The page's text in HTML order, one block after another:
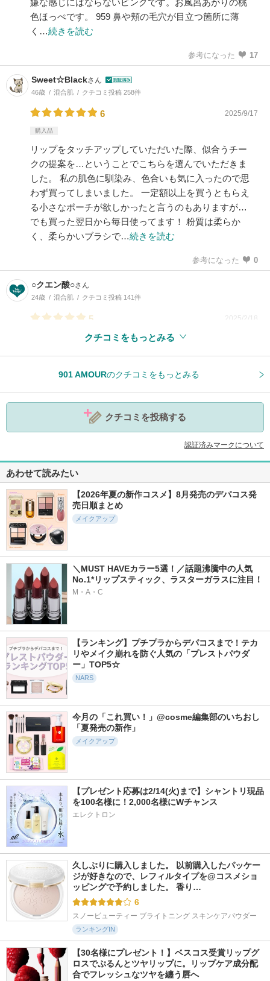
嫌な感じにはならないピンクです。お風呂あがりの桃
色ほっぺです。 959 鼻や頬の毛穴が目立つ箇所に薄
く…続きを読む
参考になった 17
Sweet☆Blackさん
46歳 混合肌 クチコミ投稿 258件
6 2025/9/17
購入品
リップをタッチアップしていただいた際、似合うチー
クの提案を…ということでこちらを選んでいただきま
した。 私の肌色に馴染み、色合いも気に入ったので思
わず買ってしまいました。 一定額以上を買うともらえ
る小さなポーチが欲しかったと言うのもありますが…
でも買った翌日から毎日使ってます！ 粉質は柔らか
く、柔らかいブラシで…続きを読む
参考になった 0
○クエン酸○さん
24歳 混合肌 クチコミ投稿 141件
5 2025/2/18
クチコミをもっとみる
901 AMOURのクチコミをもっとみる
クチコミを投稿する
認証済みマークについて
あわせて読みたい
【2026年夏の新作コスメ】8月発売のデパコス発
売日順まとめ
メイクアップ
＼MUST HAVEカラー5選！／話題沸騰中の人気
No.1*リップスティック、ラスターガラスに注目！
M・A・C
【ランキング】プチプラからデパコスまで！テカ
リやメイク崩れを防ぐ人気の「プレストパウダ
ー」TOP5☆
NARS
今月の「これ買い！」@cosme編集部のいちおし
「夏発売の新作」
メイクアップ
【プレゼント応募は2/14(火)まで】シャントリ現品
を100名様に！2,000名様にWチャンス
エレクトロン
久しぶりに購入しました。 以前購入したパッケー
ジが好きなので、レフィルタイプを@コスメショ
ッピングで予約しました。 香り…
6
スノービューティー ブライトニング スキンケアパウダー
ランキングIN
【30名様にプレゼント！】ベスコス受賞リップグ
ロスでぷるんとツヤリップに。リップケア成分配
合でフレッシュなツヤを纏う唇へ